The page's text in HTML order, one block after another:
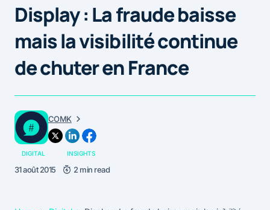
Display : La fraude baisse
mais la visibilité continue
de chuter en France
COMK
DIGITAL INSIGHTS
31 août 2015 2 min read